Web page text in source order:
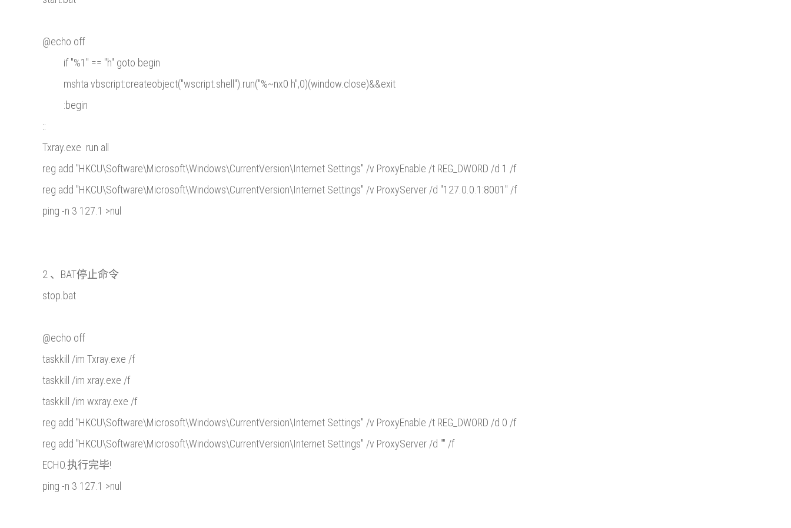
@echo off
if "%1" == "h" goto begin
mshta vbscript:createobject("wscript.shell").run("%~nx0 h",0)(window.close)&&exit
:begin
::
Txray.exe run all
reg add "HKCU\Software\Microsoft\Windows\CurrentVersion\Internet Settings" /v ProxyEnable /t REG_DWORD /d 1 /f
reg add "HKCU\Software\Microsoft\Windows\CurrentVersion\Internet Settings" /v ProxyServer /d "127.0.0.1:8001" /f
ping -n 3 127.1 >nul
2 、BAT停止命令
stop.bat
@echo off
taskkill /im Txray.exe /f
taskkill /im xray.exe /f
taskkill /im wxray.exe /f
reg add "HKCU\Software\Microsoft\Windows\CurrentVersion\Internet Settings" /v ProxyEnable /t REG_DWORD /d 0 /f
reg add "HKCU\Software\Microsoft\Windows\CurrentVersion\Internet Settings" /v ProxyServer /d "" /f
ECHO.执行完毕!
ping -n 3 127.1 >nul